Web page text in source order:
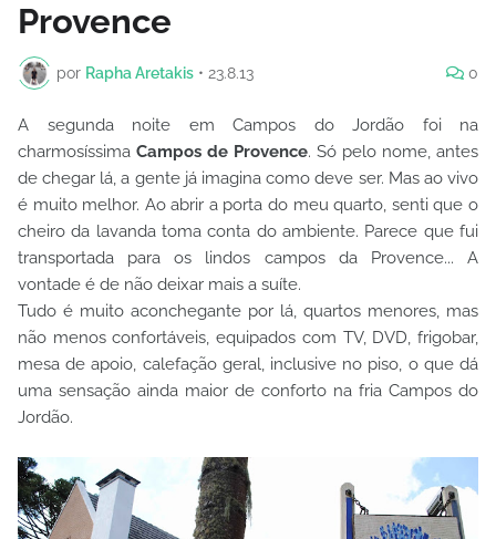
Provence
por Rapha Aretakis • 23.8.13 0
A segunda noite em Campos do Jordão foi na
charmosíssima Campos de Provence. Só pelo nome, antes
de chegar lá, a gente já imagina como deve ser. Mas ao vivo
é muito melhor. Ao abrir a porta do meu quarto, senti que o
cheiro da lavanda toma conta do ambiente. Parece que fui
transportada para os lindos campos da Provence... A
vontade é de não deixar mais a suíte.
Tudo é muito aconchegante por lá, quartos menores, mas
não menos confortáveis, equipados com TV, DVD, frigobar,
mesa de apoio, calefação geral, inclusive no piso, o que dá
uma sensação ainda maior de conforto na fria Campos do
Jordão.